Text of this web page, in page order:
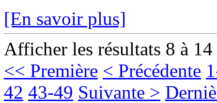
[En savoir plus]
Afficher les résultats 8 à
<< Première < Précédente
42 43-49 Suivante >